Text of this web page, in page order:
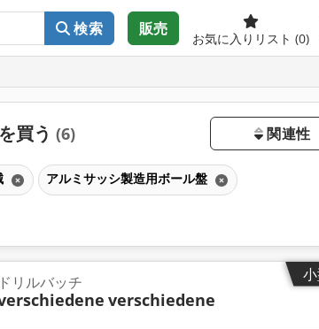
検索 販売
お気に入りリスト (0)
買う (6) 関連性
アルミサッシ製造用ボール盤
ドリルバッチ
verschiedene